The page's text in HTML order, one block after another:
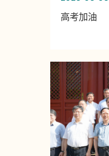
高考加油